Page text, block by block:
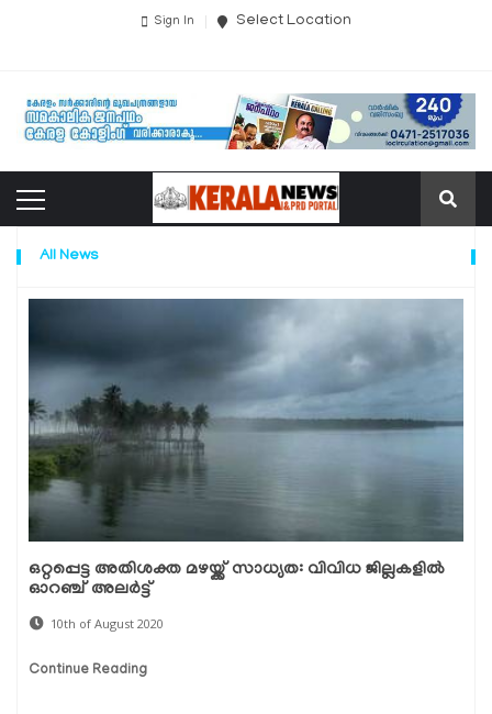
Sign In Select Location
All News
ഒറ്റപ്പെട്ട അതിശക്ത മഴയ്ക്ക് സാധ്യത: വിവിധ ജില്ലകളില്‍
ഓറഞ്ച് അലര്‍ട്ട്
10th of August 2020
Continue Reading